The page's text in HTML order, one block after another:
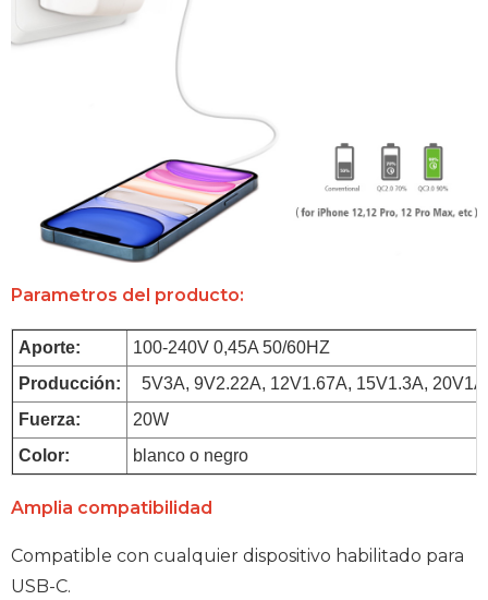
Parametros del producto:
Aporte:
100-240V 0,45A 50/60HZ
Producción:
  5V3A, 9V2.22A, 12V1.67A, 15V1.3A, 20V1A
Fuerza:
20W
Color:
blanco o negro
Amplia compatibilidad
Compatible con cualquier dispositivo habilitado para
USB-C.